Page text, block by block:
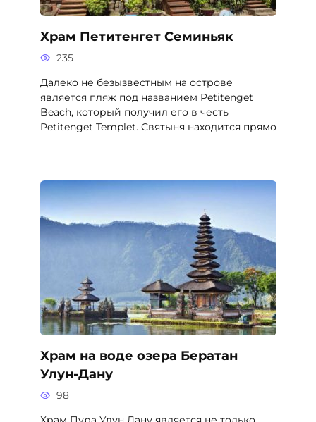
Храм Петитенгет Семиньяк
235
Далеко не безызвестным на острове
является пляж под названием Petitenget
Beach, который получил его в честь
Petitenget Templet. Святыня находится прямо
Храм на воде озера Бератан
Улун-Дану
98